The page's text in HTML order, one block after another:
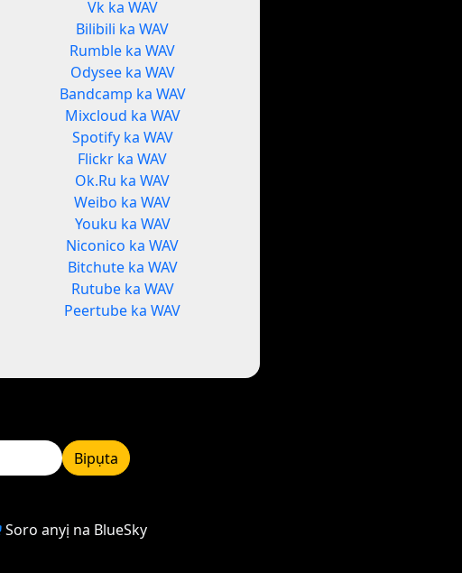
Vk ka WAV
Bilibili ka WAV
Rumble ka WAV
Odysee ka WAV
Bandcamp ka WAV
Mixcloud ka WAV
Spotify ka WAV
Flickr ka WAV
Ok.Ru ka WAV
Weibo ka WAV
Youku ka WAV
Niconico ka WAV
Bitchute ka WAV
Rutube ka WAV
Peertube ka WAV
Bipụta
Soro anyị na BlueSky